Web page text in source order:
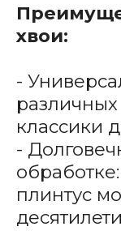
хвои:
-
классики
-
плинтус